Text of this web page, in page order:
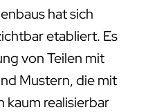
hat sich
etabliert. Es
von Teilen mit
Mustern, die mit
realisierbar